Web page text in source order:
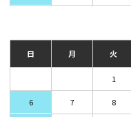
日 月 火
1
6 7 8